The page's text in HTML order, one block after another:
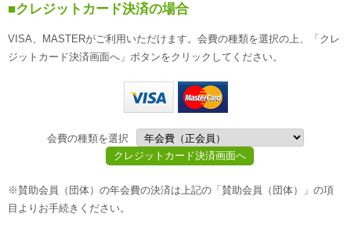
■クレジットカード決済の場合
VISA、MASTERがご利用いただけます。会費の種類を選択の上、「クレ
ジットカード決済画面へ」ボタンをクリックしてください。
会費の種類を選択
※賛助会員（団体）の年会費の決済は上記の「賛助会員（団体）」の項
目よりお手続きください。